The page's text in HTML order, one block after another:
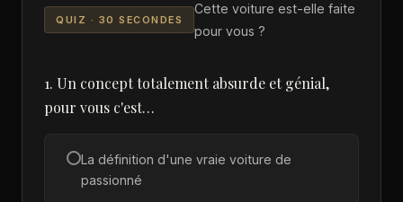
QUIZ · 30 SECONDES
Cette voiture est-elle faite
pour vous ?
1. Un concept totalement absurde et génial,
pour vous c'est…
La définition d'une vraie voiture de
passionné